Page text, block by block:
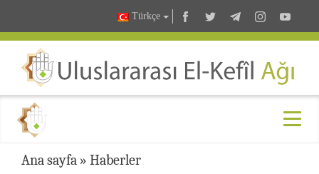
Türkçe
Ana sayfa » Haberler